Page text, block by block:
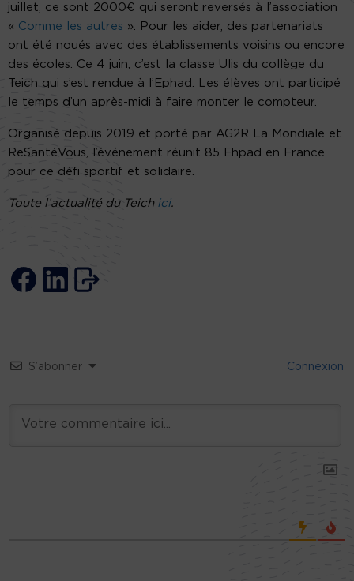
juillet, ce sont 2000€ qui seront reversés à l’association
« Comme les autres ». Pour les aider, des partenariats
ont été noués avec des établissements voisins ou encore
des écoles. Ce 4 juin, c’est la classe Ulis du collège du
Teich qui s’est rendue à l’Ephad. Les élèves ont participé
le temps d’un après-midi à faire monter le compteur.
Organisé depuis 2019 et porté par AG2R La Mondiale et
ReSantéVous, l’événement réunit 85 Ehpad en France
pour ce défi sportif et solidaire.
Toute l’actualité du Teich ici.
S’abonner Connexion